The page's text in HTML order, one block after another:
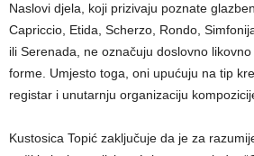
Naslovi djela, koji prizivaju poznate
Capriccio, Etida, Scherzo, Rondo,
ili Serenada, ne označuju doslovno
forme. Umjesto toga, oni upućuju na tip
registar i unutarnju organizaciju
Kustosica Topić zaključuje da je za